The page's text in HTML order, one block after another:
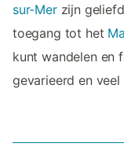
sur-Merzijn
toegang tot het
kunt wandelen en
gevarieerd en